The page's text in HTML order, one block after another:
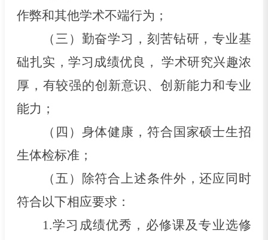
作弊和其他学术不端行为；
（三）勤奋学习，刻苦钻研，专业基
础扎实，学习成绩优良，
学术研究兴趣浓
厚，有较强的创新意识、创新能力和专业
能力；
（四）身体健康，符合国家硕士生招
生体检标准；
（五）除符合上述条件外，还应同时
符合以下相应要求：
1.学习成绩优秀，必修课及专业选修